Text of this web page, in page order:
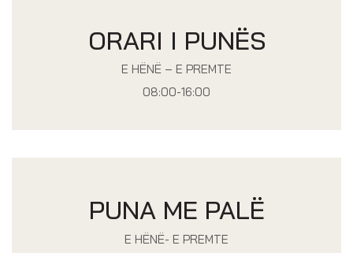
ORARI I PUNËS
E HËNË – E PREMTE
08:00-16:00
PUNA ME PALË
E HËNË- E PREMTE